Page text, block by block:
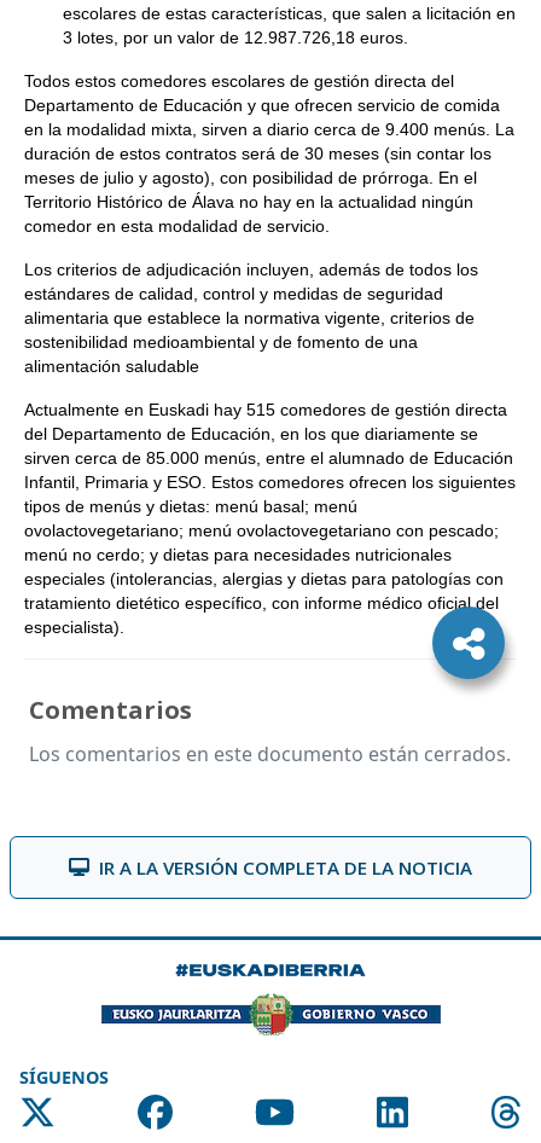
escolares de estas características, que salen a licitación en
3 lotes, por un valor de 12.987.726,18 euros.
Todos estos comedores escolares de gestión directa del
Departamento de Educación y que ofrecen servicio de comida
en la modalidad mixta, sirven a diario cerca de 9.400 menús. La
duración de estos contratos será de 30 meses (sin contar los
meses de julio y agosto), con posibilidad de prórroga. En el
Territorio Histórico de Álava no hay en la actualidad ningún
comedor en esta modalidad de servicio.
Los criterios de adjudicación incluyen, además de todos los
estándares de calidad, control y medidas de seguridad
alimentaria que establece la normativa vigente, criterios de
sostenibilidad medioambiental y de fomento de una
alimentación saludable
Actualmente en Euskadi hay 515 comedores de gestión directa
del Departamento de Educación, en los que diariamente se
sirven cerca de 85.000 menús, entre el alumnado de Educación
Infantil, Primaria y ESO. Estos comedores ofrecen los siguientes
tipos de menús y dietas: menú basal; menú
ovolactovegetariano; menú ovolactovegetariano con pescado;
menú no cerdo; y dietas para necesidades nutricionales
especiales (intolerancias, alergias y dietas para patologías con
tratamiento dietético específico, con informe médico oficial del
especialista).
Comentarios
Los comentarios en este documento están cerrados.
IR A LA VERSIÓN COMPLETA DE LA NOTICIA
SÍGUENOS